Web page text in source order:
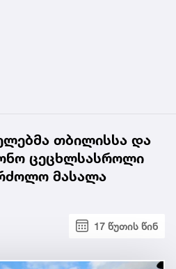
თბილისსა და
ცეცხლსასროლი
მასალა
17 წუთის წინ